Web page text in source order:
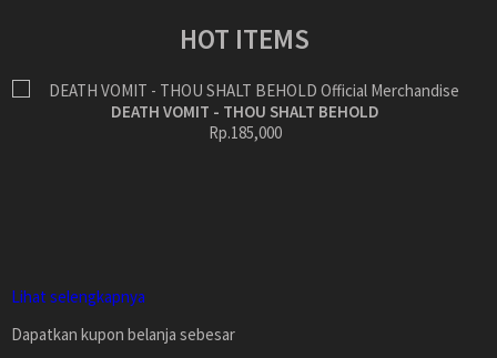
HOT ITEMS
DEATH VOMIT - THOU SHALT BEHOLD
Rp.185,000
Lihat selengkapnya
Dapatkan kupon belanja sebesar